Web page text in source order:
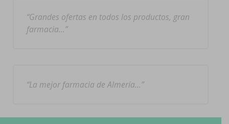
Grandes ofertas en todos los productos, gran
farmacia…
La mejor farmacia de Almería…